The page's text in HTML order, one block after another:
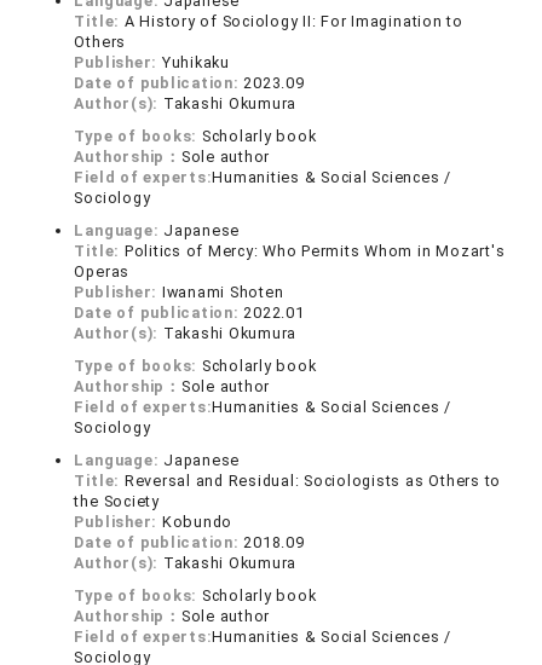
Title: A History of Sociology II: For Imagination to
Others
Publisher: Yuhikaku
Date of publication:2023.09
Author(s): Takashi Okumura
Type of books: Scholarly book
Authorship： Sole author
Field of experts:Humanities & Social Sciences /
Sociology
Language: Japanese
Title: Politics of Mercy: Who Permits Whom in Mozart's
Operas
Publisher: Iwanami Shoten
Date of publication:2022.01
Author(s): Takashi Okumura
Type of books: Scholarly book
Authorship： Sole author
Field of experts:Humanities & Social Sciences /
Sociology
Language: Japanese
Title: Reversal and Residual: Sociologists as Others to
the Society
Publisher: Kobundo
Date of publication:2018.09
Author(s): Takashi Okumura
Type of books: Scholarly book
Authorship： Sole author
Field of experts:Humanities & Social Sciences /
Sociology